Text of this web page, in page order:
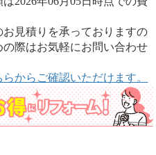
見積りを承っておりますの
際はお気軽にお問い合わせ
からご確認いただけます。